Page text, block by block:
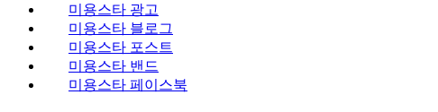
미용스타 광고
미용스타 블로그
미용스타 포스트
미용스타 밴드
미용스타 페이스북